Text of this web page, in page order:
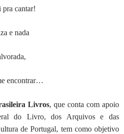
pra cantar!
e nada
encontrar…
Livros, que conta com apoio
do Livro, dos Arquivos e das
de Portugal, tem como objetivo